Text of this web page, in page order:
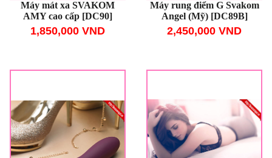
Máy mát xa SVAKOM
AMY cao cấp [DC90]
1,850,000 VND
Máy rung điểm G Svakom
Angel (Mỹ) [DC89B]
2,450,000 VND